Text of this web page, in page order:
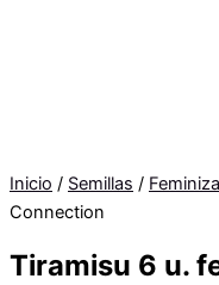
Inicio / Semillas /
Connection
Tiramisu 6 u.